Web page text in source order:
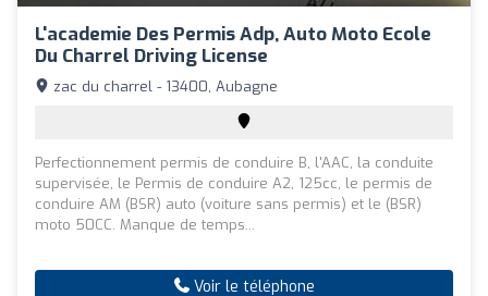
L'academie Des Permis Adp, Auto Moto Ecole
Du Charrel Driving License
zac du charrel - 13400, Aubagne
Perfectionnement permis de conduire B, l'AAC, la conduite
supervisée, le Permis de conduire A2, 125cc, le permis de
conduire AM (BSR) auto (voiture sans permis) et le (BSR)
moto 50CC. Manque de temps...
Voir le téléphone